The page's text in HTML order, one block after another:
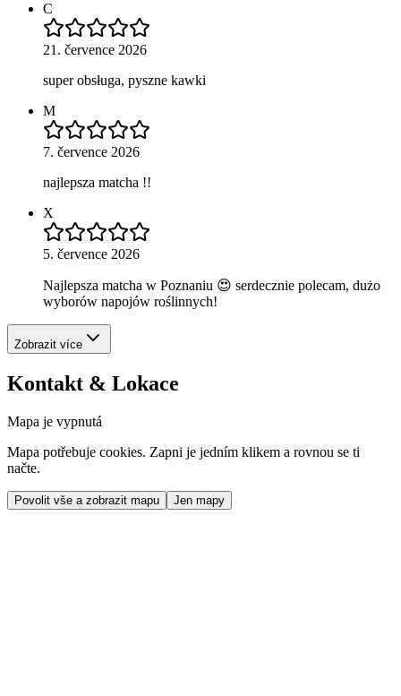
C
21. července 2026
super obsługa, pyszne kawki
M
7. července 2026
najlepsza matcha !!
X
5. července 2026
Najlepsza matcha w Poznaniu 😍 serdecznie polecam, dużo
wyborów napojów roślinnych!
Zobrazit více
Kontakt & Lokace
Mapa je vypnutá
Mapa potřebuje cookies. Zapni je jedním klikem a rovnou se ti
načte.
Povolit vše a zobrazit mapu Jen mapy